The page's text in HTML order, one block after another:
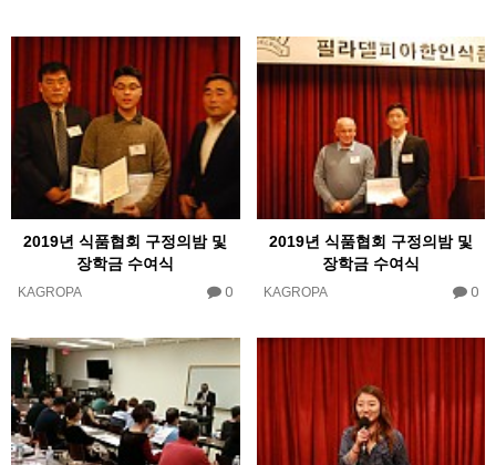
2019년 식품협회 구정의밤 및
장학금 수여식
KAGROPA 0
2019년 식품협회 구정의밤 및
장학금 수여식
KAGROPA 0